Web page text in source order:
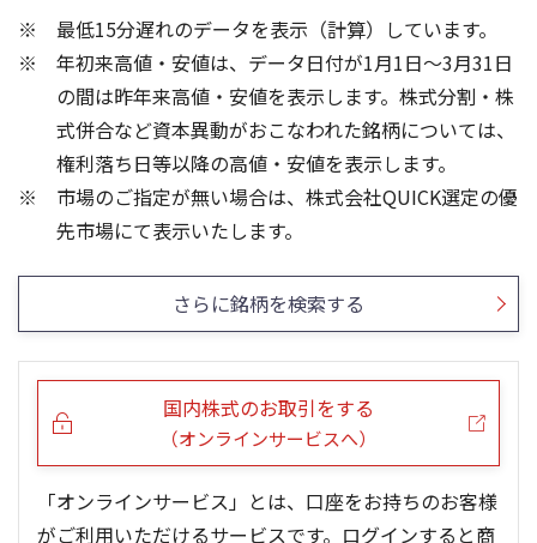
25/12
25/10
25/08
25/06
25/04
920
940
24/01
23/01
22/01
21/01
500
1,000
最低15分遅れのデータを表示（計算）しています。
年初来高値・安値は、データ日付が1月1日～3月31日
の間は昨年来高値・安値を表示します。株式分割・株
式併合など資本異動がおこなわれた銘柄については、
権利落ち日等以降の高値・安値を表示します。
市場のご指定が無い場合は、株式会社QUICK選定の優
先市場にて表示いたします。
さらに銘柄を検索する
国内株式のお取引をする
（オンラインサービスへ）
「オンラインサービス」とは、口座をお持ちのお客様
がご利用いただけるサービスです。ログインすると商